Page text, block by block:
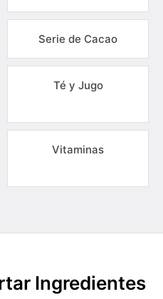
Serie de Cacao
Té y Jugo
Vitaminas
Ingredientes